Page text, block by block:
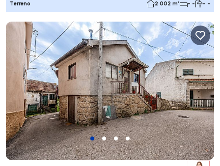
Terreno 2 002 m² - - - -